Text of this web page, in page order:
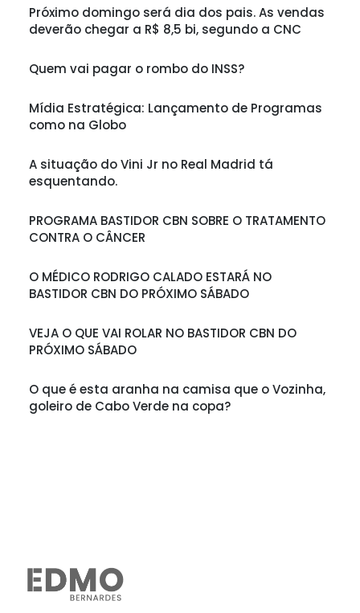
Próximo domingo será dia dos pais. As vendas
deverão chegar a R$ 8,5 bi, segundo a CNC
Quem vai pagar o rombo do INSS?
Mídia Estratégica: Lançamento de Programas
como na Globo
A situação do Vini Jr no Real Madrid tá
esquentando.
PROGRAMA BASTIDOR CBN SOBRE O TRATAMENTO
CONTRA O CÂNCER
O MÉDICO RODRIGO CALADO ESTARÁ NO
BASTIDOR CBN DO PRÓXIMO SÁBADO
VEJA O QUE VAI ROLAR NO BASTIDOR CBN DO
PRÓXIMO SÁBADO
O que é esta aranha na camisa que o Vozinha,
goleiro de Cabo Verde na copa?